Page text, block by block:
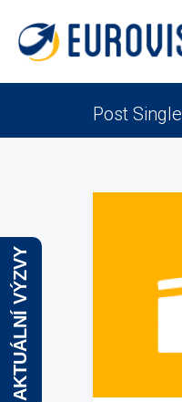
Post Single
AKTUÁLNÍ VÝZVY